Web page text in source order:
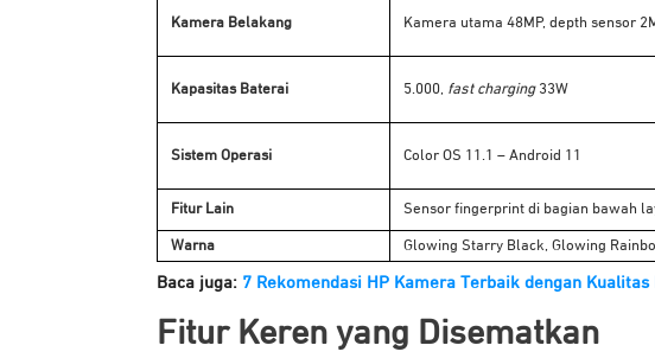
Kamera Belakang Kamera utama 48MP, depth sensor
Kapasitas Baterai 5.000, fast charging33W
Sistem Operasi Color OS 11.1 – Android 11
Fitur Lain Sensor fingerprint di bagian bawah
Warna Glowing Starry Black, Glowing
Baca juga: 7 Rekomendasi HP Kamera Terbaik dengan
Fitur Keren yang Disematkan